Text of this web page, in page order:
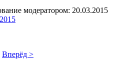
модератором: 20.03.2015
Вперёд >